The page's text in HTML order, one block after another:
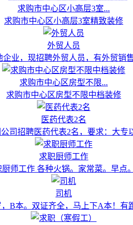
求购市中心区小高层3室...
求购市中心区小高层3室精致装修
外贸人员
企业，现招聘外贸人员，有外贸销
求购市中心区房型不限...
求购市中心区房型不限中档装修
医药代表2名
司招聘医药代表2名，要求：大专
求职厨师工作
厨师工作 各种火锅。家常菜。早点
司机
，B本。双证齐全，马上下A本！有